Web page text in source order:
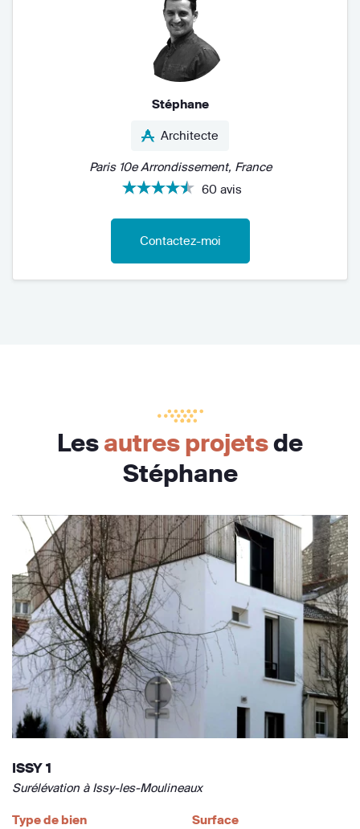
Stéphane
Architecte
Paris 10e Arrondissement, France
60 avis
Contactez-moi
Lesautres projetsde
Stéphane
ISSY 1
Surélévation à Issy-les-Moulineaux
Type de bien
Surface